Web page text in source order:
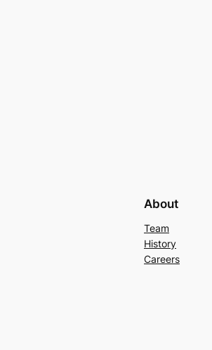
About
Team
History
Careers